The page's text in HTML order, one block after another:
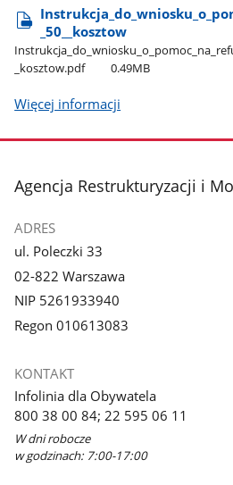
_50​_​_kosztow
_kosztow.pdf
0.49MB
Więcej informacji
stopka
Agencja Restrukturyzacji i
ADRES
ul. Poleczki 33
02-822 Warszawa
NIP 5261933940
Regon 010613083
KONTAKT
Infolinia dla Obywatela
800 38 00 84; 22 595 06 11
W dni robocze
w godzinach: 7:00-17:00